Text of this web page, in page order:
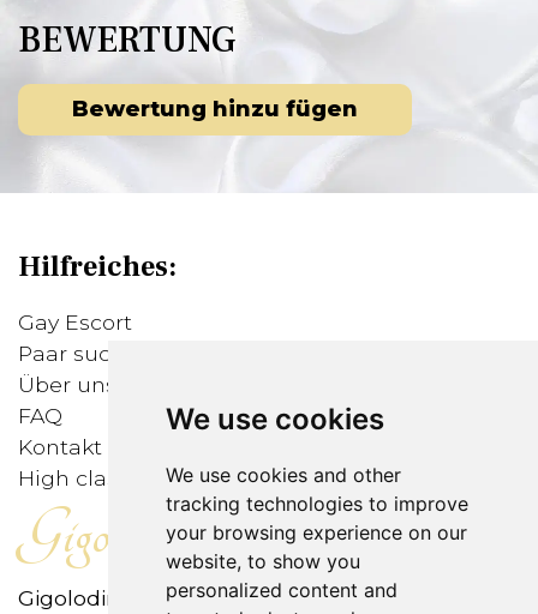
We use cookies
We use cookies and other
tracking technologies to improve
your browsing experience on our
website, to show you
personalized content and
BEWERTUNG
Bewertung hinzu fügen
Hilfreiches:
Gay Escort
Paar sucht Mann
Über uns
FAQ
Kontakt
High class Callboys
Gigolodirect
Gigolodirect ist das erste internationale Open-